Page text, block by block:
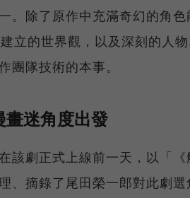
。除了原作中充滿奇幻的角
立的世界觀，以及深刻的人
團隊技術的本事。
畫迷角度出發
該劇正式上線前一天，以「
、摘錄了尾田榮一郎對此劇